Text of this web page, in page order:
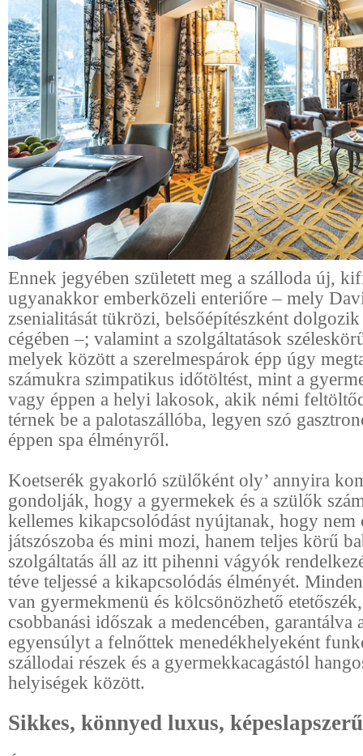
Ennek jegyében született meg a szálloda új,
ugyanakkor emberközeli enteriőre – mely
zsenialitását tükrözi, belsőépítészként
cégében –; valamint a szolgáltatások
melyek között a szerelmespárok épp úgy
számukra szimpatikus időtöltést, mint a
vagy éppen a helyi lakosok, akik némi
térnek be a palotaszállóba, legyen szó
éppen spa élményről.
Koetserék gyakorló szülőként oly’ annyira
gondolják, hogy a gyermekek és a szülők
kellemes kikapcsolódást nyújtanak, hogy nem
játszószoba és mini mozi, hanem teljes körű
szolgáltatás áll az itt pihenni vágyók
téve teljessé a kikapcsolódás élményét.
van gyermekmenü és kölcsönözhető
csobbanási időszak a medencében, garantálva
egyensúlyt a felnőttek menedékhelyeként
szállodai részek és a gyermekkacagástól
helyiségek között.
Sikkes, könnyed luxus,